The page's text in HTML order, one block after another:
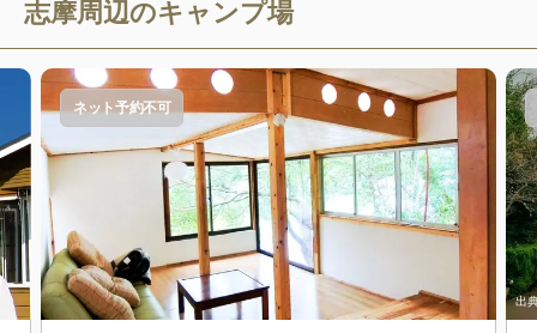
志摩周辺のキャンプ場
ネット予約不可
出